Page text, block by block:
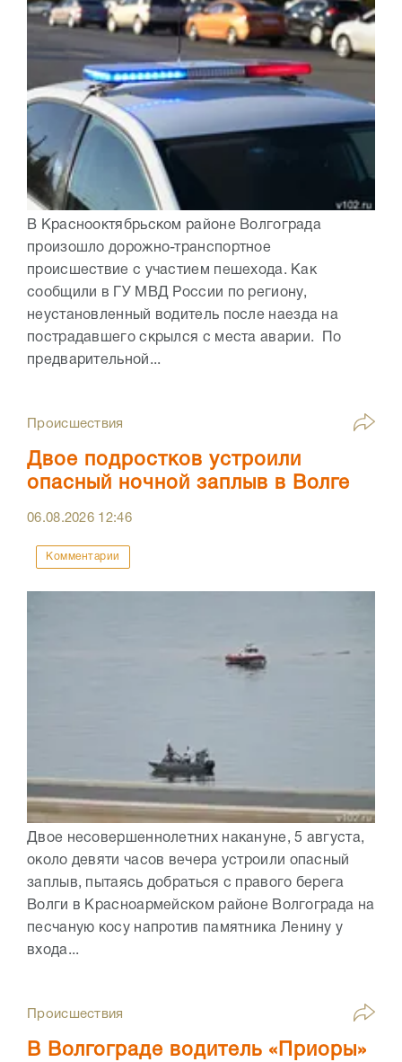
В Краснооктябрьском районе Волгограда
произошло дорожно-транспортное
происшествие с участием пешехода. Как
сообщили в ГУ МВД России по региону,
неустановленный водитель после наезда на
пострадавшего скрылся с места аварии. По
предварительной...
Происшествия
Двое подростков устроили
опасный ночной заплыв в Волге
06.08.2026 12:46
Комментарии
Двое несовершеннолетних накануне, 5 августа,
около девяти часов вечера устроили опасный
заплыв, пытаясь добраться с правого берега
Волги в Красноармейском районе Волгограда на
песчаную косу напротив памятника Ленину у
входа...
Происшествия
В Волгограде водитель «Приоры»